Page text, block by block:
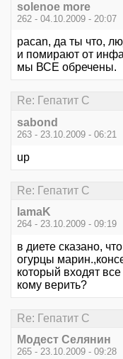
solenoe more
262 - 04.10.2009 - 20:07
pacan, да ты что,
и помирают от
мы ВСЕ обречены.
Re: Гепатит С
sabond
263 - 23.10.2009 - 06:21
up
Re: Гепатит С
lamaK
264 - 23.10.2009 - 09:19
в диете сказано,
огурцы
который входят
кому верить?
Re: Гепатит С
Модест Селянин
265 - 23.10.2009 - 09:28